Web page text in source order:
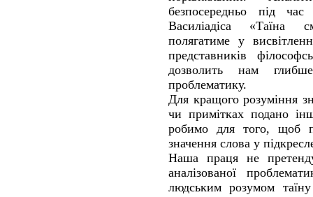
безпосередньо під
Василіадіса «Таїна
полягатиме у
представників
дозволить нам глибше
проблематику.
Для кращого розуміння
чи примітках подано
робимо для того, щоб
значення слова у
Наша праця не
аналізованої
людським розумом